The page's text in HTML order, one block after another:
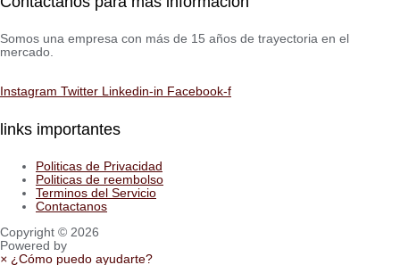
Somos una empresa con más de 15 años de trayectoria en el
mercado.
Instagram Twitter Linkedin-in Facebook-f
links importantes
Politicas de Privacidad
Politicas de reembolso
Terminos del Servicio
Contactanos
Copyright © 2026
Powered by
× ¿Cómo puedo ayudarte?